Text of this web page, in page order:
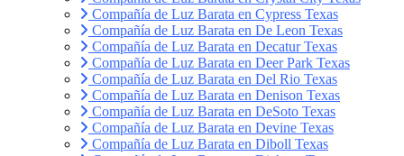
Compañía de Luz Barata en Cypress Texas
Compañía de Luz Barata en De Leon Texas
Compañía de Luz Barata en Decatur Texas
Compañía de Luz Barata en Deer Park Texas
Compañía de Luz Barata en Del Rio Texas
Compañía de Luz Barata en Denison Texas
Compañía de Luz Barata en DeSoto Texas
Compañía de Luz Barata en Devine Texas
Compañía de Luz Barata en Diboll Texas